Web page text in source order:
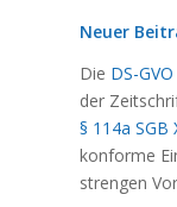
Neuer
Die DS-GVO
der
§ 114a SGB
konforme
strengen